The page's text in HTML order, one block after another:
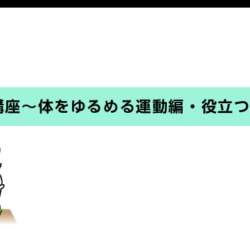
～体をゆるめる運動編・役立